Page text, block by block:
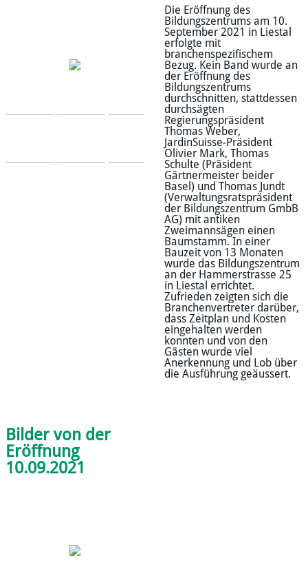
Die Eröffnung des
Bildungszentrums am 10.
September 2021 in Liestal
erfolgte mit
branchenspezifischem
Bezug. Kein Band wurde an
der Eröffnung des
Bildungszentrums
durchschnitten, stattdessen
durchsägten
Regierungspräsident
Thomas Weber,
JardinSuisse-Präsident
Olivier Mark, Thomas
Schulte (Präsident
Gärtnermeister beider
Basel) und Thomas Jundt
(Verwaltungsratspräsident
der Bildungszentrum GmbB
AG) mit antiken
Zweimannsägen einen
Baumstamm. In einer
Bauzeit von 13 Monaten
wurde das Bildungszentrum
an der Hammerstrasse 25
in Liestal errichtet.
Zufrieden zeigten sich die
Branchenvertreter darüber,
dass Zeitplan und Kosten
eingehalten werden
konnten und von den
Gästen wurde viel
Anerkennung und Lob über
die Ausführung geäussert.
Bilder von der
Eröffnung
10.09.2021